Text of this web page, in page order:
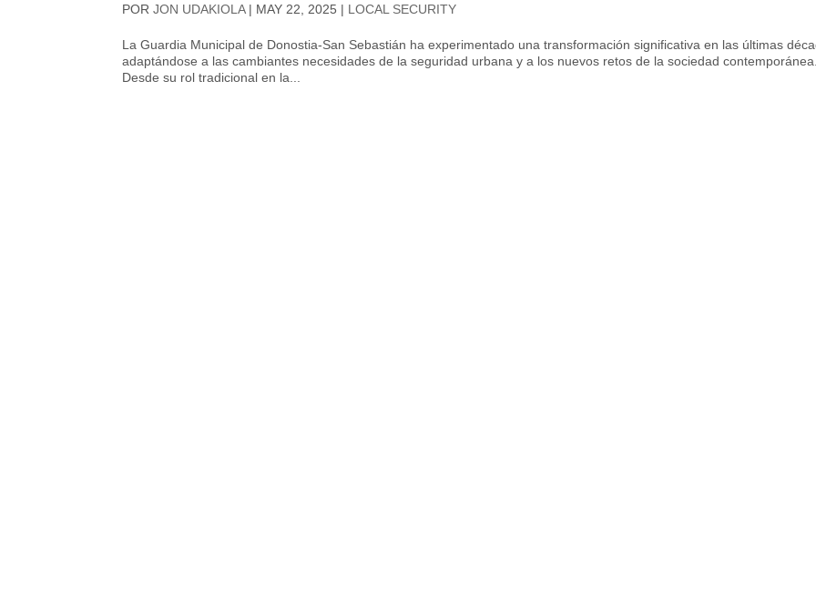
PORJON UDAKIOLA| MAY 22, 2025 | LOCAL SECURITY
La Guardia Municipal de Donostia-San Sebastián ha experimentado una transformación significativa en las últimas
adaptándose a las cambiantes necesidades de la seguridad urbana y a los nuevos retos de la sociedad
Desde su rol tradicional en la...